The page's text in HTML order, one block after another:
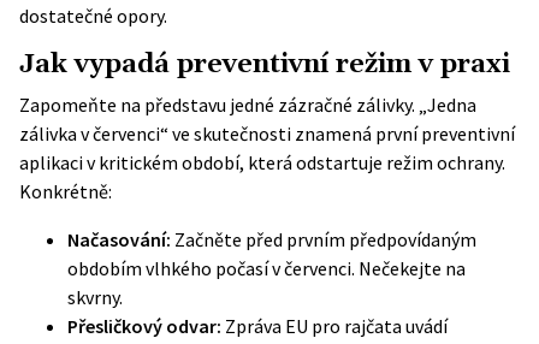
dostatečné opory.
Jak vypadá preventivní režim v praxi
Zapomeňte na představu jedné zázračné zálivky. „Jedna
zálivka v červenci“ ve skutečnosti znamená první preventivní
aplikaci v kritickém období, která odstartuje režim ochrany.
Konkrétně:
Načasování: Začněte před prvním předpovídaným
obdobím vlhkého počasí v červenci. Nečekejte na
skvrny.
Přesličkový odvar: Zpráva EU pro rajčata uvádí